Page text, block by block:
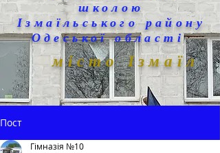
школою
Ізмаїльського району
Одеської області
місто Ізмаїл
Пост
Гімназія №10